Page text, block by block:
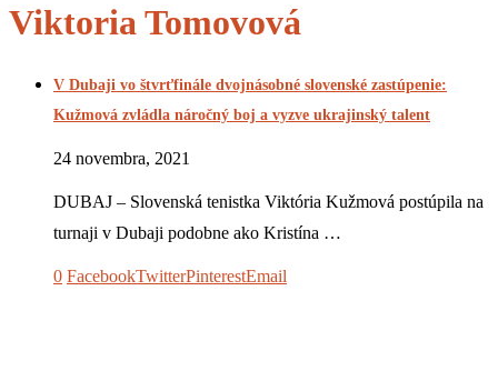
Viktoria Tomovová
V Dubaji vo štvrťfinále dvojnásobné slovenské zastúpenie:
Kužmová zvládla náročný boj a vyzve ukrajinský talent
24 novembra, 2021
DUBAJ – Slovenská tenistka Viktória Kužmová postúpila na
turnaji v Dubaji podobne ako Kristína …
0 FacebookTwitterPinterestEmail